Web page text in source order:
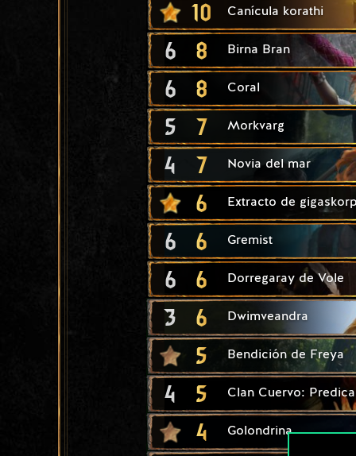
10 Canícula korathi
6 8 Birna Bran
6 8 Coral
5 7 Morkvarg
4 7 Novia del mar
6 Extracto de
6 6 Gremist
6 6 Dorregaray de Vole
3 6 Dwimveandra
5 Bendición de Freya
4 5 Clan Cuervo:
4 Golondrina